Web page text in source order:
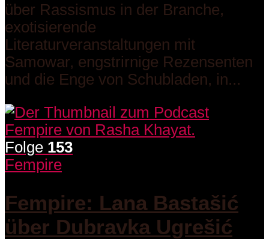
über Rassismus in der Branche,
exotisierende
Literaturveranstaltungen mit
Samowar, engstrirnige Rezensenten
und die Enge von Schubladen, in...
Folge 153
Fempire
Fempire: Lana Bastašić
über Dubravka Ugrešić